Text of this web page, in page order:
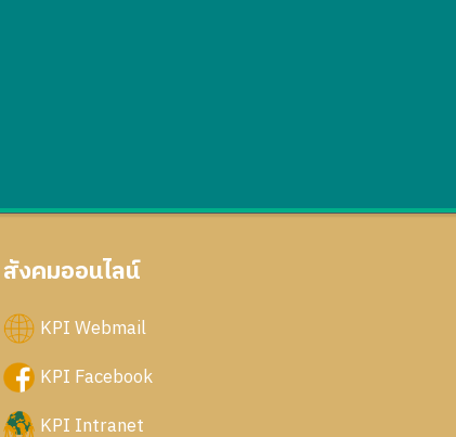
สังคมออนไลน์
KPI Webmail
KPI Facebook
KPI Intranet